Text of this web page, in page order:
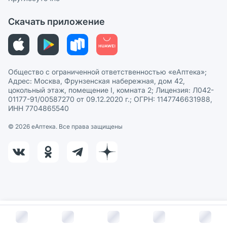
В корзину за
Политика в отношении обработки персональных данных
Скачать приложение
Общество с ограниченной ответственностью «еАптека»;
Адрес: Москва, Фрунзенская набережная, дом 42,
цокольный этаж, помещение I, комната 2; Лицензия: Л042-
01177-91/00587270 от 09.12.2020 г.; ОГРН: 1147746631988,
ИНН 7704865540
© 2026 eАптека. Все права защищены